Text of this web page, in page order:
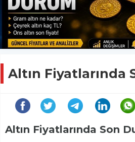
Altın Fiyatlarında
Altın Fiyatlarında Son